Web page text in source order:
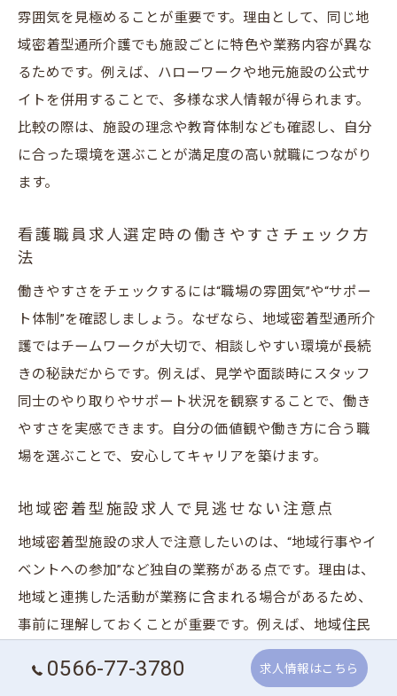
雰囲気を見極めることが重要です。理由として、同じ地
域密着型通所介護でも施設ごとに特色や業務内容が異な
るためです。例えば、ハローワークや地元施設の公式サ
イトを併用することで、多様な求人情報が得られます。
比較の際は、施設の理念や教育体制なども確認し、自分
に合った環境を選ぶことが満足度の高い就職につながり
ます。
看護職員求人選定時の働きやすさチェック方
法
働きやすさをチェックするには“職場の雰囲気”や“サポー
ト体制”を確認しましょう。なぜなら、地域密着型通所介
護ではチームワークが大切で、相談しやすい環境が長続
きの秘訣だからです。例えば、見学や面談時にスタッフ
同士のやり取りやサポート状況を観察することで、働き
やすさを実感できます。自分の価値観や働き方に合う職
場を選ぶことで、安心してキャリアを築けます。
地域密着型施設求人で見逃せない注意点
地域密着型施設の求人で注意したいのは、“地域行事やイ
ベントへの参加”など独自の業務がある点です。理由は、
地域と連携した活動が業務に含まれる場合があるため、
事前に理解しておくことが重要です。例えば、地域住民
と協力するイベントや健康相談会など、看護職員として
幅広い役割が求められることも。事前に施設の業務内容
0566-77-3780 求人情報はこちら